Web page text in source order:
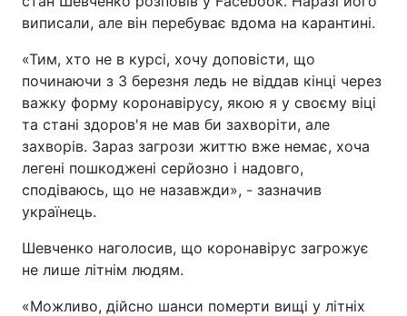
виписали, але він перебуває вдома на карантині.
«Тим, хто не в курсі, хочу доповісти, що
починаючи з 3 березня ледь не віддав кінці через
важку форму коронавірусу, якою я у своєму віці
та стані здоров'я не мав би захворіти, але
захворів. Зараз загрози життю вже немає, хоча
легені пошкоджені серйозно і надовго,
сподіваюсь, що не назавжди», - зазначив
українець.
Шевченко наголосив, що коронавірус загрожує
не лише літнім людям.
«Можливо, дійсно шанси померти вищі у літніх